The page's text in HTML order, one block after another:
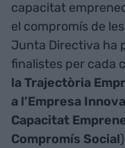
capacitat
el compromís de
Junta Directiva ha
finalistes per cada
la Trajectòria
a l’Empresa
Capacitat
Compromís Social